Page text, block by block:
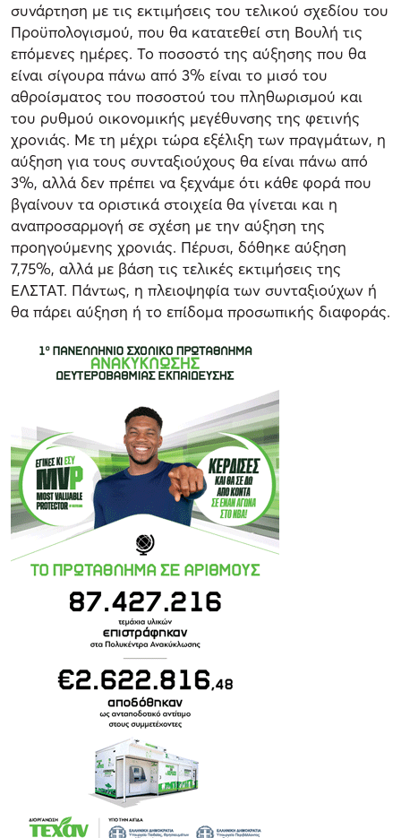
συνάρτηση με τις εκτιμήσεις του τελικού σχεδίου του
Προϋπολογισμού, που θα κατατεθεί στη Βουλή τις
επόμενες ημέρες. Το ποσοστό της αύξησης που θα
είναι σίγουρα πάνω από 3% είναι το μισό του
αθροίσματος του ποσοστού του πληθωρισμού και
του ρυθμού οικονομικής μεγέθυνσης της φετινής
χρονιάς. Με τη μέχρι τώρα εξέλιξη των πραγμάτων, η
αύξηση για τους συνταξιούχους θα είναι πάνω από
3%, αλλά δεν πρέπει να ξεχνάμε ότι κάθε φορά που
βγαίνουν τα οριστικά στοιχεία θα γίνεται και η
αναπροσαρμογή σε σχέση με την αύξηση της
προηγούμενης χρονιάς. Πέρυσι, δόθηκε αύξηση
7,75%, αλλά με βάση τις τελικές εκτιμήσεις της
ΕΛΣΤΑΤ. Πάντως, η πλειοψηφία των συνταξιούχων ή
θα πάρει αύξηση ή το επίδομα προσωπικής διαφοράς.